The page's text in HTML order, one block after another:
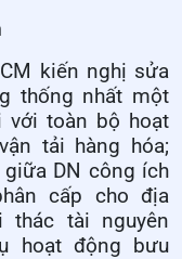
kiến nghị sửa
thống nhất một
với toàn bộ hoạt
tải hàng hóa;
DN công ích
cấp cho địa
thác tài nguyên
hoạt động bưu